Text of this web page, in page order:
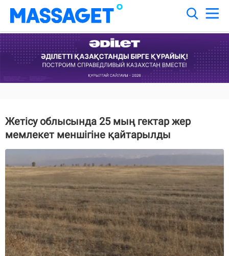
Жетісу облысында 25 мың гектар жер
мемлекет меншігіне қайтарылды